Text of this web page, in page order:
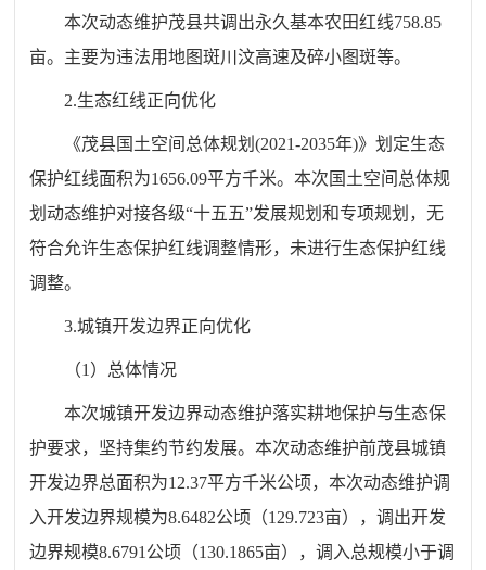
本次动态维护茂县共调出永久基本农田红线758.85
亩。主要为违法用地图斑川 汶高速及碎小图斑等。
2.生态红线正向优化
《茂县国土空间总体规划(2021-2035年)》划定生态
保护红线面积为1656.09平方千米。本次国土空间总体规
划动态维护对接各级“十五五”发展规划和专项规划，无
符合允许生态保护红线调整情形，未进行生态保护红线
调整。
3.城镇开发边界正向优化
（1）总体情况
本次城镇开发边界动态维护落实耕地保护与生态保
护要求，坚持集约节约发展。本次动态维护前茂县城镇
开发边界总面积为12.37平方千米公顷，本次动态维护调
入开发边界规模为8.6482公顷（129.723亩），调出开发
边界规模8.6791公顷（130.1865亩），调入总规模小于调